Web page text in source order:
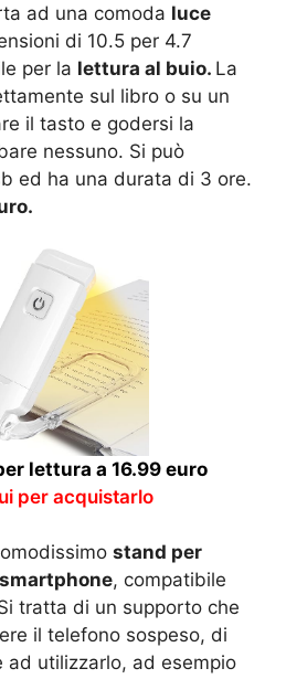
ad una comoda luce
di 10.5 per 4.7
per la lettura al buio. La
sul libro o su un
il tasto e godersi la
nessuno. Si può
ed ha una durata di 3 ore.
lettura a 16.99 euro
per acquistarlo
stand per
, compatibile
tratta di un supporto che
il telefono sospeso, di
ad utilizzarlo, ad esempio